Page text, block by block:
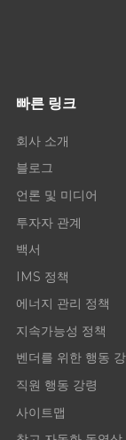
빠른 링크
회사 소개
블로그
언론 및 미디어
투자자 관계
백서
IMS 정책
에너지 관리 정책
지속가능성 정책
벤더를 위한 행동
직원 행동 강령
사이트맵